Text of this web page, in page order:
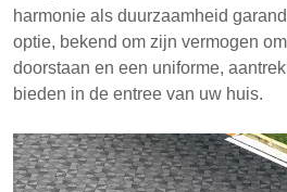
Graniet biedt uitstekende
weerbestendigheid,
buitengebruik.
veiligheid door het risico op
omstandigheden te
harmonie als duurzaamheid
optie, bekend om zijn vermogen
doorstaan en een uniforme,
bieden in de entree van uw huis.